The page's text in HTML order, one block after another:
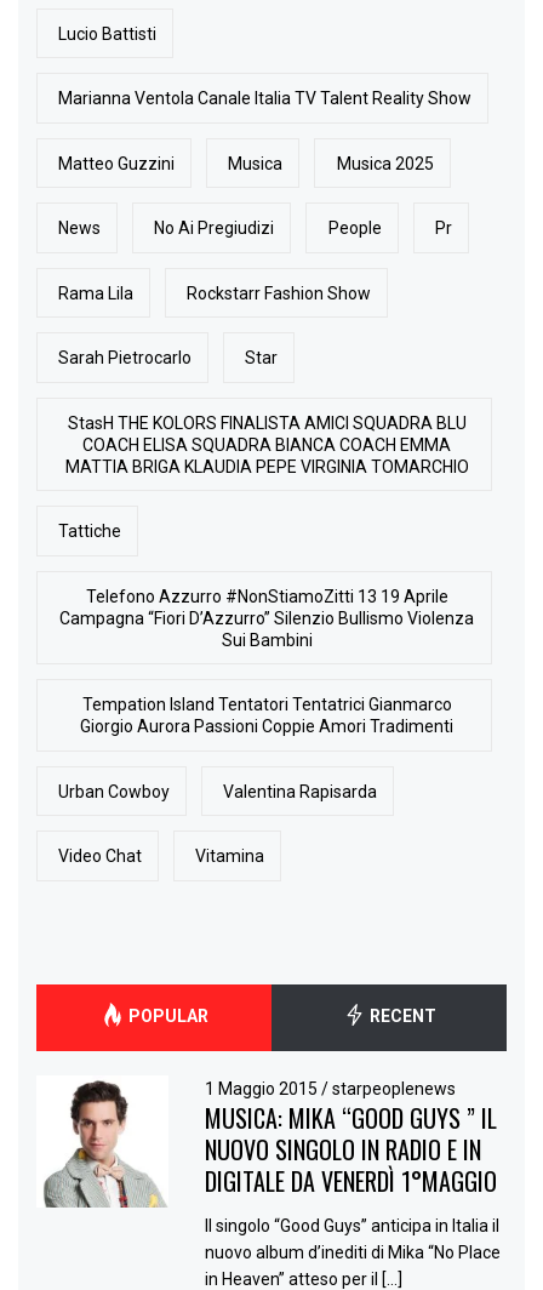
Lucio Battisti
Marianna Ventola Canale Italia TV Talent Reality Show
Matteo Guzzini Musica Musica 2025
News No Ai Pregiudizi People Pr
Rama Lila Rockstarr Fashion Show
Sarah Pietrocarlo Star
StasH THE KOLORS FINALISTA AMICI SQUADRA BLU
COACH ELISA SQUADRA BIANCA COACH EMMA
MATTIA BRIGA KLAUDIA PEPE VIRGINIA TOMARCHIO
Tattiche
Telefono Azzurro #NonStiamoZitti 13 19 Aprile
Campagna “Fiori D’Azzurro” Silenzio Bullismo Violenza
Sui Bambini
Tempation Island Tentatori Tentatrici Gianmarco
Giorgio Aurora Passioni Coppie Amori Tradimenti
Urban Cowboy Valentina Rapisarda
Video Chat Vitamina
POPULAR RECENT
1 Maggio 2015/ starpeoplenews
MUSICA: MIKA “GOOD GUYS ” IL
NUOVO SINGOLO IN RADIO E IN
DIGITALE DA VENERDÌ 1°MAGGIO
Il singolo “Good Guys” anticipa in Italia il
nuovo album d’inediti di Mika “No Place
in Heaven” atteso per il […]